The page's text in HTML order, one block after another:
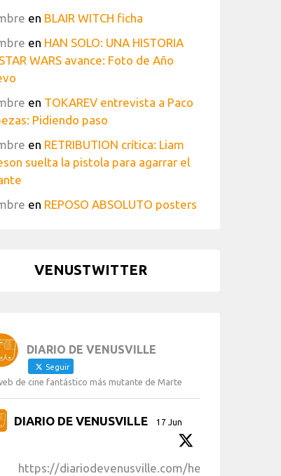
en BLAIR WITCH ficha
en HAN SOLO: UNA HISTORIA
WARS avance: Foto de Año
en TOKAREV entrevista a Paco
Pidiendo paso
en RETRIBUTION crítica: Liam
suelta la pistola para agarrar el
en REPOSO ABSOLUTO posters
VENUSTWITTER
DIARIO DE VENUSVILLE
Seguir
de cine fantástico más mutante de Marte
DIARIO DE VENUSVILLE 17 Jun
https://diariodevenusville.com/he-